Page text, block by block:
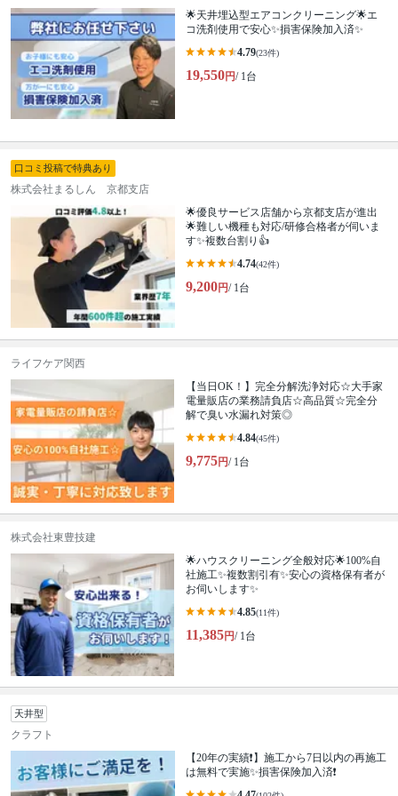
🌟天井埋込型エアコンクリーニング🌟エ
コ洗剤使用で安心✨損害保険加入済✨
4.79(23件)
19,550円/ 1台
口コミ投稿で特典あり
株式会社まるしん 京都支店
🌟優良サービス店舗から京都支店が進出
🌟難しい機種も対応/研修合格者が伺いま
す✨複数台割り👍
4.74(42件)
9,200円/ 1台
ライフケア関西
【当日OK！】完全分解洗浄対応☆大手家
電量販店の業務請負店☆高品質☆完全分
解で臭い水漏れ対策◎
4.84(45件)
9,775円/ 1台
株式会社東豊技建
🌟ハウスクリーニング全般対応🌟100%自
社施工✨複数割引有✨安心の資格保有者が
お伺いします✨
4.85(11件)
11,385円/ 1台
天井型
クラフト
【20年の実績❗️】施工から7日以内の再施工
は無料で実施✨損害保険加入済❗️